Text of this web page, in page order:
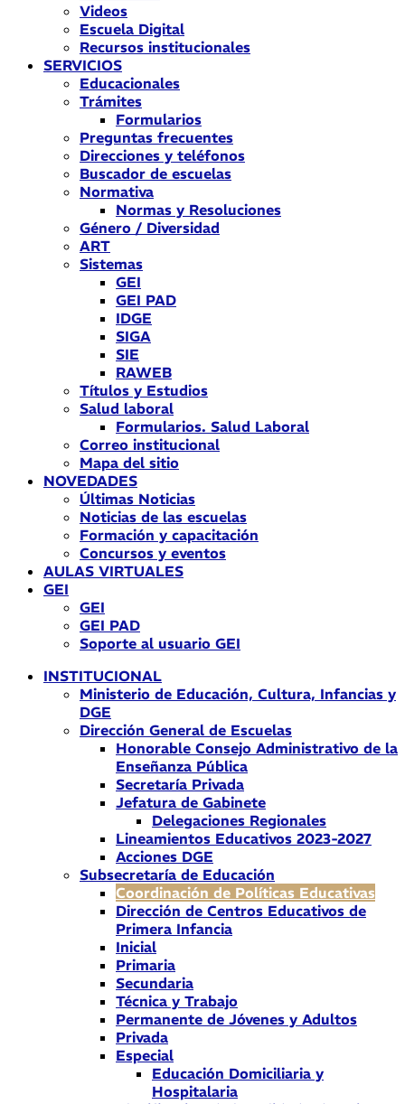
Videos
Escuela Digital
Recursos institucionales
SERVICIOS
Educacionales
Trámites
Formularios
Preguntas frecuentes
Direcciones y teléfonos
Buscador de escuelas
Normativa
Normas y Resoluciones
Género / Diversidad
ART
Sistemas
GEI
GEI PAD
IDGE
SIGA
SIE
RAWEB
Títulos y Estudios
Salud laboral
Formularios. Salud Laboral
Correo institucional
Mapa del sitio
NOVEDADES
Últimas Noticias
Noticias de las escuelas
Formación y capacitación
Concursos y eventos
AULAS VIRTUALES
GEI
GEI
GEI PAD
Soporte al usuario GEI
INSTITUCIONAL
Ministerio de Educación, Cultura, Infancias y
DGE
Dirección General de Escuelas
Honorable Consejo Administrativo de la
Enseñanza Pública
Secretaría Privada
Jefatura de Gabinete
Delegaciones Regionales
Lineamientos Educativos 2023-2027
Acciones DGE
Subsecretaría de Educación
Coordinación de Políticas Educativas
Dirección de Centros Educativos de
Primera Infancia
Inicial
Primaria
Secundaria
Técnica y Trabajo
Permanente de Jóvenes y Adultos
Privada
Especial
Educación Domiciliaria y
Hospitalaria